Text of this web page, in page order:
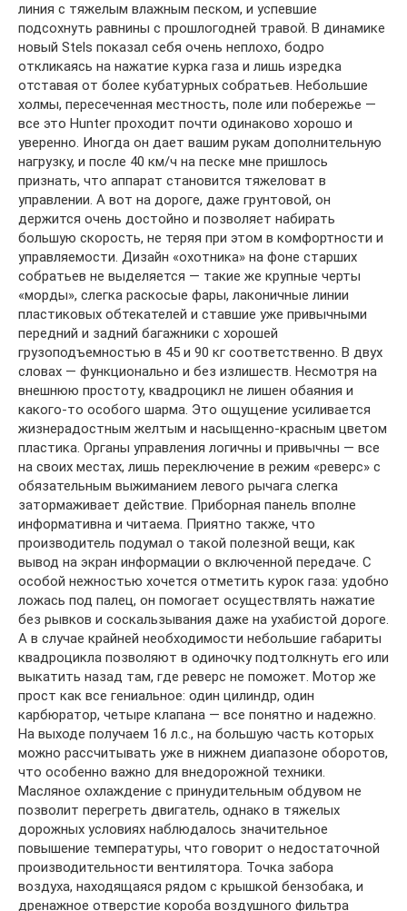
линия с тяжелым влажным песком, и успевшие
подсохнуть равнины с прошлогодней травой. В динамике
новый Stels показал себя очень неплохо, бодро
откликаясь на нажатие курка газа и лишь изредка
отставая от более кубатурных собратьев. Небольшие
холмы, пересеченная местность, поле или побережье —
все это Hunter проходит почти одинаково хорошо и
уверенно. Иногда он дает вашим рукам дополнительную
нагрузку, и после 40 км/ч на песке мне пришлось
признать, что аппарат становится тяжеловат в
управлении. А вот на дороге, даже грунтовой, он
держится очень достойно и позволяет набирать
большую скорость, не теряя при этом в комфортности и
управляемости. Дизайн «охотника» на фоне старших
собратьев не выделяется — такие же крупные черты
«морды», слегка раскосые фары, лаконичные линии
пластиковых обтекателей и ставшие уже привычными
передний и задний багажники с хорошей
грузоподъемностью в 45 и 90 кг соответственно. В двух
словах — функционально и без излишеств. Несмотря на
внешнюю простоту, квадроцикл не лишен обаяния и
какого-то особого шарма. Это ощущение усиливается
жизнерадостным желтым и насыщенно-красным цветом
пластика. Органы управления логичны и привычны — все
на своих местах, лишь переключение в режим «реверс» с
обязательным выжиманием левого рычага слегка
затормаживает действие. Приборная панель вполне
информативна и читаема. Приятно также, что
производитель подумал о такой полезной вещи, как
вывод на экран информации о включенной передаче. С
особой нежностью хочется отметить курок газа: удобно
ложась под палец, он помогает осуществлять нажатие
без рывков и соскальзывания даже на ухабистой дороге.
А в случае крайней необходимости небольшие габариты
квадроцикла позволяют в одиночку подтолкнуть его или
выкатить назад там, где реверс не поможет. Мотор же
прост как все гениальное: один цилиндр, один
карбюратор, четыре клапана — все понятно и надежно.
На выходе получаем 16 л.с., на большую часть которых
можно рассчитывать уже в нижнем диапазоне оборотов,
что особенно важно для внедорожной техники.
Масляное охлаждение с принудительным обдувом не
позволит перегреть двигатель, однако в тяжелых
дорожных условиях наблюдалось значительное
повышение температуры, что говорит о недостаточной
производительности вентилятора. Точка забора
воздуха, находящаяся рядом с крышкой бензобака, и
дренажное отверстие короба воздушного фильтра